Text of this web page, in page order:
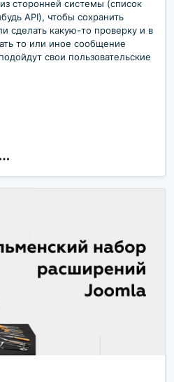
сторонней системы (список
API), чтобы сохранить
сделать какую-то проверку и в
то или иное сообщение
свои пользовательские